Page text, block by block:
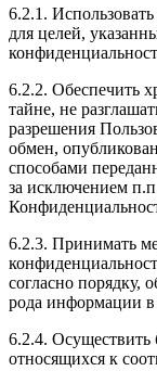
6.2.1.
для целей,
6.2.2. Обеспечить
тайне, не
разрешения
обмен,
способами
за исключением
6.2.3. Принимать
согласно порядку,
рода информации
6.2.4. Осуществить
относящихся к